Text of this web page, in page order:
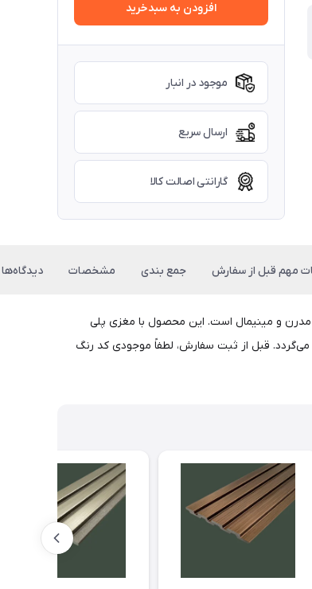
افزودن به سبدخرید
موجود در انبار
ارسال سریع
گارانتی اصالت کالا
مهم قبل از سفارش جمع بندی مشخصات دیدگاه‌ها
مدرن و مینیمال است. این محصول با مغزی پلی
قبل از ثبت سفارش، لطفاً موجودی کد رنگ